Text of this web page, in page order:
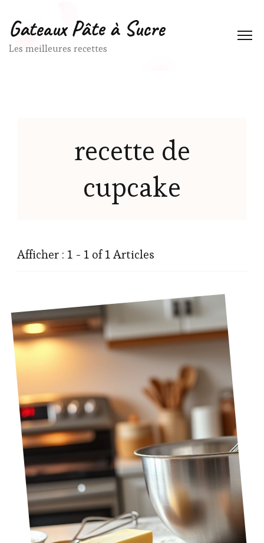
Gateaux Pâte à Sucre
Les meilleures recettes
recette de
cupcake
Afficher : 1 - 1 of 1 Articles